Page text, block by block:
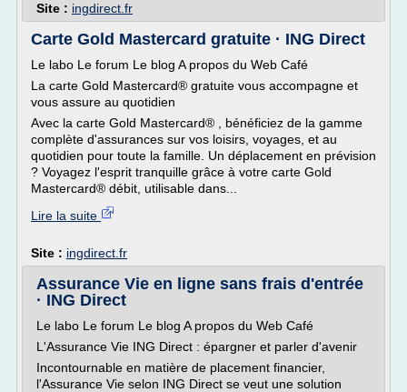
Site : ingdirect.fr
Carte Gold Mastercard gratuite · ING Direct
Le labo Le forum Le blog A propos du Web Café
La carte Gold Mastercard® gratuite vous accompagne et
vous assure au quotidien
Avec la carte Gold Mastercard® , bénéficiez de la gamme
complète d'assurances sur vos loisirs, voyages, et au
quotidien pour toute la famille. Un déplacement en prévision
? Voyagez l'esprit tranquille grâce à votre carte Gold
Mastercard® débit, utilisable dans...
Lire la suite
Site : ingdirect.fr
Assurance Vie en ligne sans frais d'entrée
· ING Direct
Le labo Le forum Le blog A propos du Web Café
L'Assurance Vie ING Direct : épargner et parler d'avenir
Incontournable en matière de placement financier,
l'Assurance Vie selon ING Direct se veut une solution